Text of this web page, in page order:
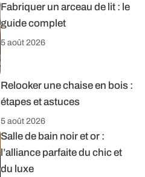
Fabriquer un arceau de lit : le
guide complet
5 août 2026
Relooker une chaise en bois :
étapes et astuces
5 août 2026
Salle de bain noir et or :
l’alliance parfaite du chic et
du luxe